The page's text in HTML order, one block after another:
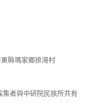
縣瑪家鄉排灣村
者與中研院民族所共有